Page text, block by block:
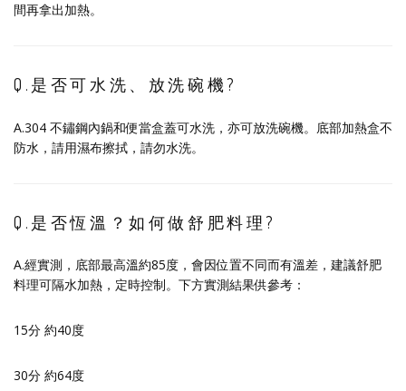
間再拿出加熱。
Q.是否可水洗、放洗碗機?
A.304 不鏽鋼內鍋和便當盒蓋可水洗，亦可放洗碗機。底部加熱盒不
防水，請用濕布擦拭，請勿水洗。
Q.是否恆溫？如何做舒肥料理?
A.經實測，底部最高溫約85度，會因位置不同而有溫差，建議舒肥
料理可隔水加熱，定時控制。下方實測結果供參考：
15分 約40度
30分 約64度